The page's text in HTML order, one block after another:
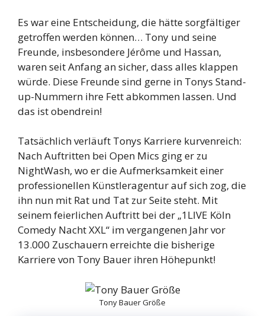
Es war eine Entscheidung, die hätte sorgfältiger
getroffen werden können… Tony und seine
Freunde, insbesondere Jérôme und Hassan,
waren seit Anfang an sicher, dass alles klappen
würde. Diese Freunde sind gerne in Tonys Stand-
up-Nummern ihre Fett abkommen lassen. Und
das ist obendrein!
Tatsächlich verläuft Tonys Karriere kurvenreich:
Nach Auftritten bei Open Mics ging er zu
NightWash, wo er die Aufmerksamkeit einer
professionellen Künstleragentur auf sich zog, die
ihn nun mit Rat und Tat zur Seite steht. Mit
seinem feierlichen Auftritt bei der „1LIVE Köln
Comedy Nacht XXL“ im vergangenen Jahr vor
13.000 Zuschauern erreichte die bisherige
Karriere von Tony Bauer ihren Höhepunkt!
Tony Bauer Größe